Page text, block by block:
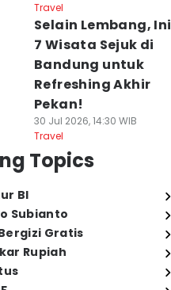
Travel
Selain Lembang, Ini
7 Wisata Sejuk di
Bandung untuk
Refreshing Akhir
Pekan!
30 Jul 2026, 14:30 WIB
Travel
Topics
BI
Subianto
Gratis
Rupiah